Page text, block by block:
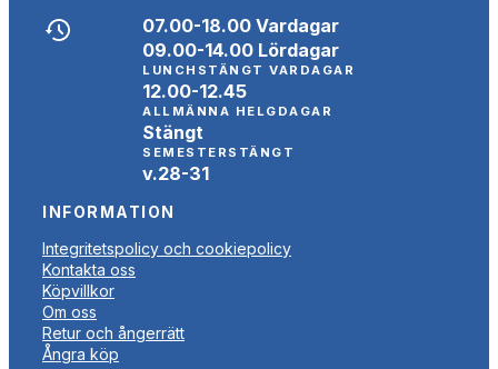
07.00-18.00 Vardagar
09.00-14.00 Lördagar
LUNCHSTÄNGT VARDAGAR
12.00-12.45
ALLMÄNNA HELGDAGAR
Stängt
SEMESTERSTÄNGT
v.28-31
INFORMATION
Integritetspolicy och cookiepolicy
Kontakta oss
Köpvillkor
Om oss
Retur och ångerrätt
Ångra köp